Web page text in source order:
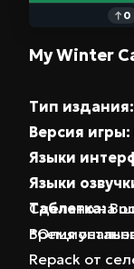
↑ 0
My Winter
Тип издания:
Версия игры:
Языки
Языки
Таблетка:
Сделано на
Время
Repack от